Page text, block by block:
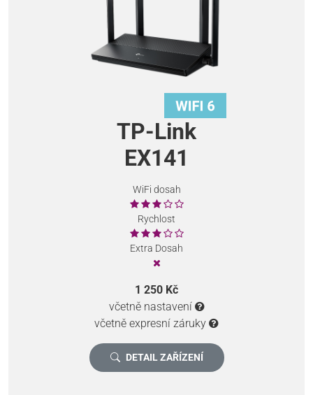
TP-Link
EX141
WiFi dosah
Rychlost
Extra Dosah
1 250 Kč
včetně nastavení
včetně expresní záruky
DETAIL ZAŘÍZENÍ